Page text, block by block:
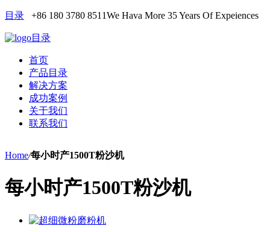
目录 +86 180 3780 8511We Hava More 35 Years Of Expeiences
目录
首页
产品目录
解决方案
成功案例
关于我们
联系我们
Home/每小时产1500T粉沙机
每小时产1500T粉沙机